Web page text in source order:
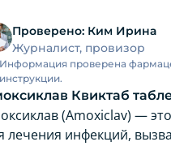
Проверено: Ким Ирина
Журналист, провизор
Информация проверена
инструкции.
Квиктаб
(Amoxiclav) —
лечения инфекций,